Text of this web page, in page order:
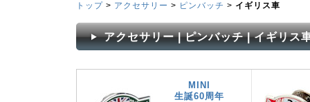
トップ > アクセサリー > ピンバッチ > イギリス車
アクセサリー | ピンバッチ | イギリス
MINI
生誕60周年